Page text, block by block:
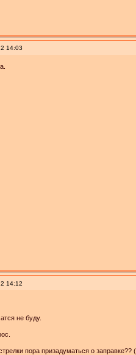
14:03
14:12
не буду.
пора призадуматься о заправке??